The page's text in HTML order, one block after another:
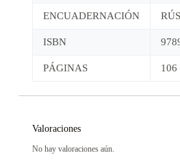
ENCUADERNACIÓN
ISBN
PÁGINAS 106
Valoraciones
No hay valoraciones aún.